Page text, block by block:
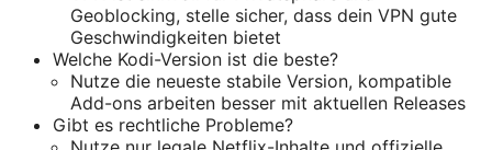
Geoblocking, stelle sicher, dass dein VPN gute
Geschwindigkeiten bietet
Welche Kodi-Version ist die beste?
Nutze die neueste stabile Version, kompatible
Add-ons arbeiten besser mit aktuellen Releases
Gibt es rechtliche Probleme?